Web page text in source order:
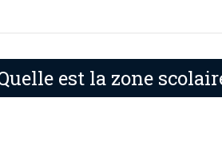
est la zone